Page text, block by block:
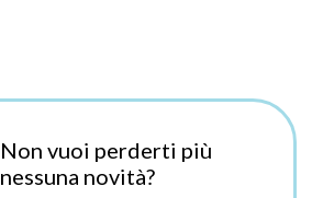
Non vuoi perderti più
nessuna novità?